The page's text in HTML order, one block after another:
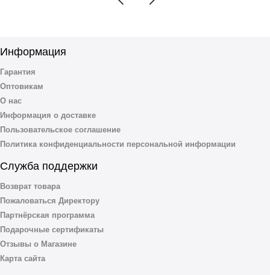
Информация
Гарантия
Оптовикам
О нас
Информация о доставке
Пользовательское соглашение
Политика конфиденциальности персональной информации
Служба поддержки
Возврат товара
Пожаловаться Директору
Партнёрская программа
Подарочные сертификаты
Отзывы о Магазине
Карта сайта